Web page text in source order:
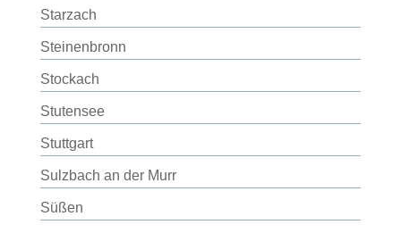
Starzach
Steinenbronn
Stockach
Stutensee
Stuttgart
Sulzbach an der Murr
Süßen